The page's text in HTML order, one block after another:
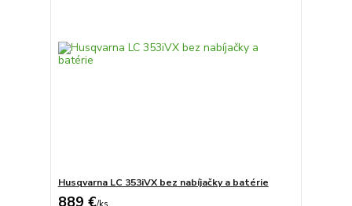
Husqvarna LC 353iVX bez nabíjačky a batérie
889 €